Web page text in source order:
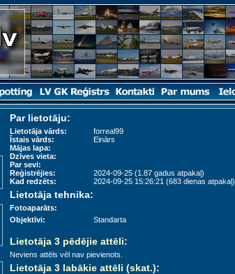
Par lietotāju:
Lietotāja vārds:
forreal99
Īstais vārds:
Einārs
Mājas lapa:
Dzīves vieta:
Par sevi:
Reģistrējies:
2024-09-25 (1.87 gadus atpakaļ)
Kad redzēts:
2024-09-25 15:26:21 (683 dienas atpakaļ)
Lietotāja tehnika:
Fotoaparāts:
Objektīvi:
Standarta
Lietotāja 3 pēdējie attēli:
Neviens attēls vēl nav pievienots.
Lietotāja 3 labākie attēli (skat.):